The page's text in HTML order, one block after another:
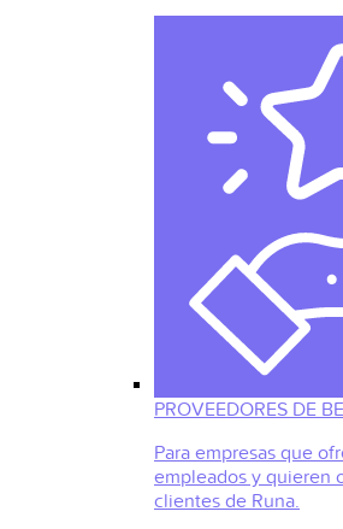
PROVEEDORES DE
Para empresas que
empleados y quieren
clientes de Runa.